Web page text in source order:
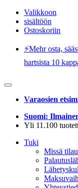
Valikkoon
sisältöön
Ostoskoriin
⚡️Mehr osta,
hartsista 10
Varaosien
Suomi:
Yli 11.100
Tuki
Missä